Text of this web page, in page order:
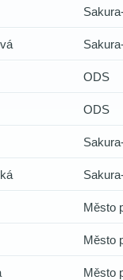
ODS
ODS
Město
Město
Město